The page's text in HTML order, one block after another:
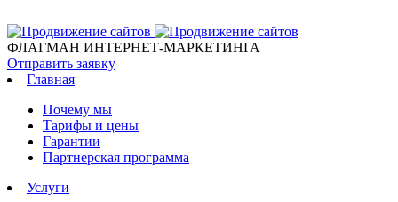
ФЛАГМАН ИНТЕРНЕТ-МАРКЕТИНГА
Отправить заявку
Главная
Почему мы
Тарифы и цены
Гарантии
Партнерская программа
Услуги